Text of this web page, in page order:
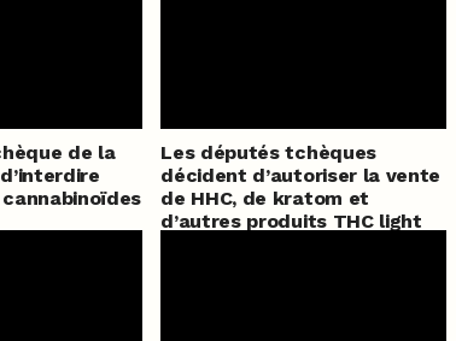
de la
Les députés tchèques
décident d’autoriser la vente
de HHC, de kratom et
d’autres produits THC light